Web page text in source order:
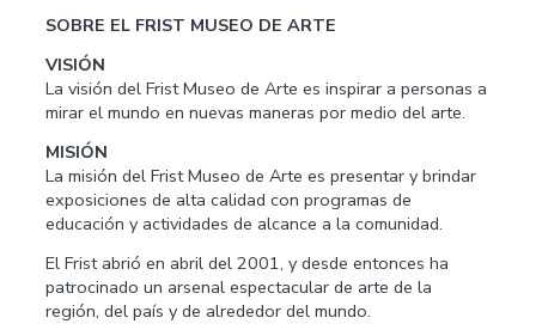
SOBRE EL FRIST MUSEO DE ARTE
VISIÓN
La visión del Frist Museo de Arte es inspirar a personas a
mirar el mundo en nuevas maneras por medio del arte.
MISIÓN
La misión del Frist Museo de Arte es presentar y brindar
exposiciones de alta calidad con programas de
educación y actividades de alcance a la comunidad.
El Frist abrió en abril del 2001, y desde entonces ha
patrocinado un arsenal espectacular de arte de la
región, del país y de alrededor del mundo.